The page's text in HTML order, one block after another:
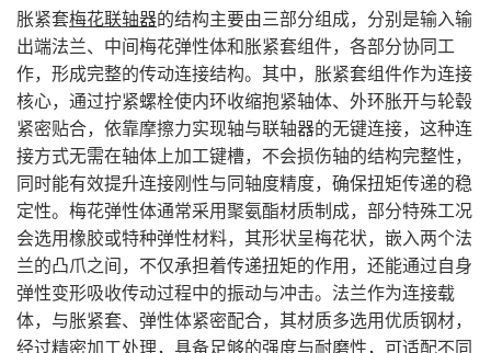
胀紧套梅花联轴器的结构主要由三部分组成，分别是输入输
出端法兰、中间梅花弹性体和胀紧套组件，各部分协同工
作，形成完整的传动连接结构。其中，胀紧套组件作为连接
核心，通过拧紧螺栓使内环收缩抱紧轴体、外环胀开与轮毂
紧密贴合，依靠摩擦力实现轴与联轴器的无键连接，这种连
接方式无需在轴体上加工键槽，不会损伤轴的结构完整性，
同时能有效提升连接刚性与同轴度精度，确保扭矩传递的稳
定性。梅花弹性体通常采用聚氨酯材质制成，部分特殊工况
会选用橡胶或特种弹性材料，其形状呈梅花状，嵌入两个法
兰的凸爪之间，不仅承担着传递扭矩的作用，还能通过自身
弹性变形吸收传动过程中的振动与冲击。法兰作为连接载
体，与胀紧套、弹性体紧密配合，其材质多选用优质钢材，
经过精密加工处理，具备足够的强度与耐磨性，可适配不同